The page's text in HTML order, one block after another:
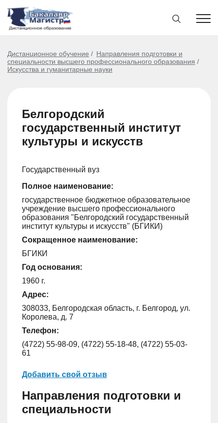
Дистанционное обучение
Направления подготовки и
специальности высшего профессионального образования
Искусства и гуманитарные науки
Белгородский
государственный институт
культуры и искусств
Государственный вуз
Полное наименование:
государственное бюджетное образовательное
учреждение высшего профессионального
образования "Белгородский государственный
институт культуры и искусств" (БГИКИ)
Сокращенное наименование:
БГИКИ
Год основания:
1960 г.
Адрес:
308033, Белгородская область, г. Белгород, ул.
Королева, д. 7
Телефон:
(4722) 55-98-09, (4722) 55-18-48, (4722) 55-03-
61
Добавить свой отзыв
Направления подготовки и
специальности